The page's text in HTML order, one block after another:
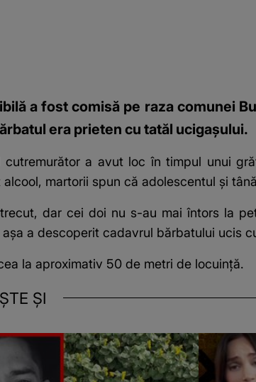
a fost comisă pe raza comunei
era prieten cu tatăl ucigașului.
cutremurător a avut loc în timpul unui
alcool, martorii spun că adolescentul și
dar cei doi nu s-au mai întors la
a descoperit cadavrul bărbatului ucis
la aproximativ 50 de metri de locuință.
ȘI